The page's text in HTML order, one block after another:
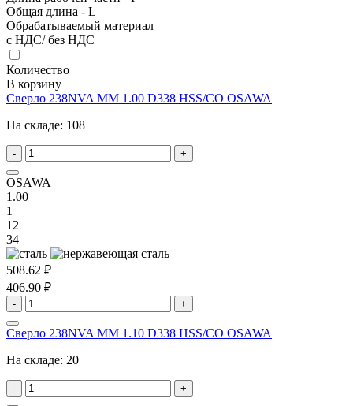
Общая длина - L
Обрабатываемый материал
с НДС/ без НДС
Количество
В корзину
Сверло 238NVA MM 1.00 D338 HSS/CO OSAWA
На складе: 108
- +
OSAWA
1.00
1
12
34
508.62 ₽
406.90 ₽
- +
Сверло 238NVA MM 1.10 D338 HSS/CO OSAWA
На складе: 20
- +